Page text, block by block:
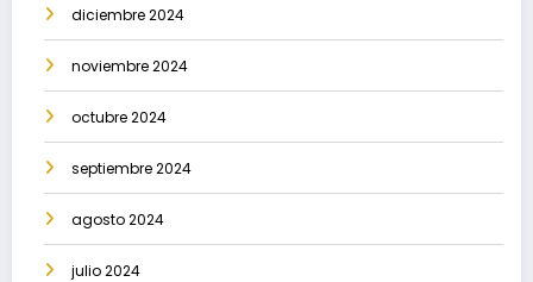
diciembre 2024
noviembre 2024
octubre 2024
septiembre 2024
agosto 2024
julio 2024